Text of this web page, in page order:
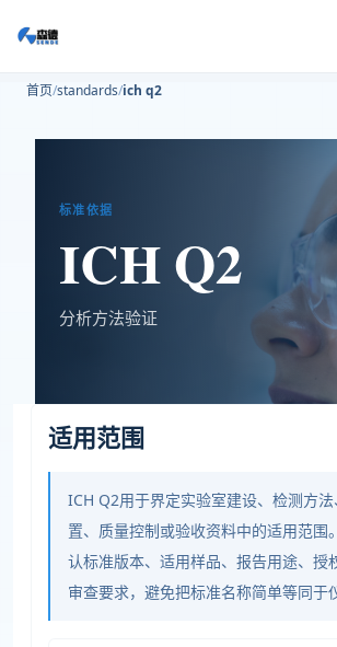
首页 standards ich q2
标准依据
ICH Q2
分析方法验证
适用范围
ICH Q2用于界定实验室建设、检测方
置、质量控制或验收资料中的适用范围
认标准版本、适用样品、报告用途、授
审查要求，避免把标准名称简单等同于